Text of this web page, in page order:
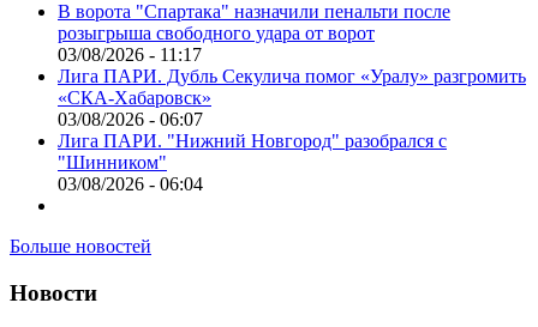
В ворота "Спартака" назначили пенальти после
розыгрыша свободного удара от ворот
03/08/2026 - 11:17
Лига ПАРИ. Дубль Секулича помог «Уралу» разгромить
«СКА-Хабаровск»
03/08/2026 - 06:07
Лига ПАРИ. "Нижний Новгород" разобрался с
"Шинником"
03/08/2026 - 06:04
Больше новостей
Новости